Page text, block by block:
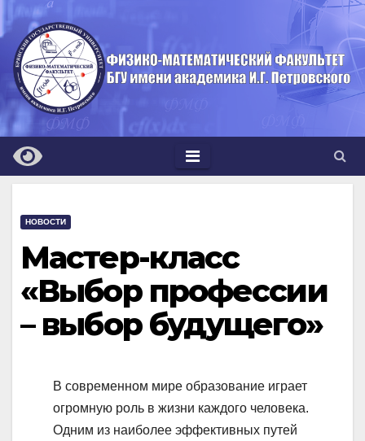
Перейти
к
содержимому
НОВОСТИ
Мастер-класс
«Выбор профессии
– выбор будущего»
В современном мире образование играет
огромную роль в жизни каждого человека.
Одним из наиболее эффективных путей